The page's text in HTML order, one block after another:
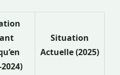
Situation
Actuelle (2025)